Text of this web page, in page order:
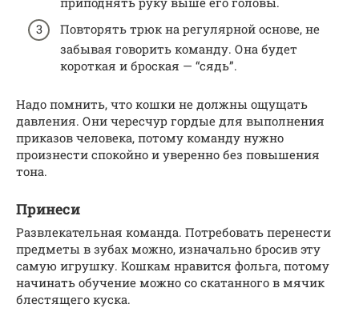
Повторять трюк на регулярной основе, не
забывая говорить команду. Она будет
короткая и броская — “сядь”.
Надо помнить, что кошки не должны ощущать
давления. Они чересчур гордые для выполнения
приказов человека, потому команду нужно
произнести спокойно и уверенно без повышения
тона.
Принеси
Развлекательная команда. Потребовать перенести
предметы в зубах можно, изначально бросив эту
самую игрушку. Кошкам нравится фольга, потому
начинать обучение можно со скатанного в мячик
блестящего куска.